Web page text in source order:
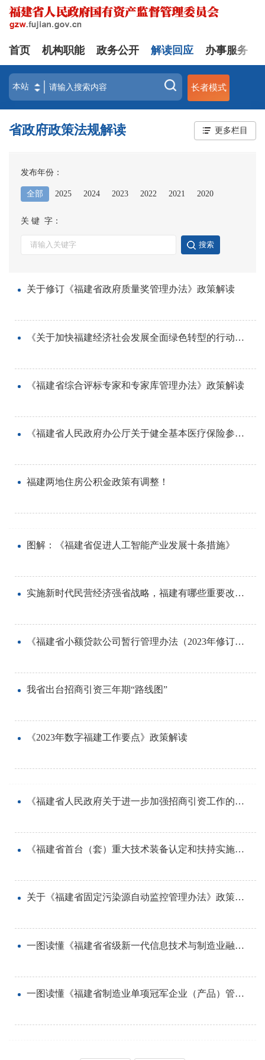
首页 机构职能 政务公开 解读回应 办事服务
长者模式
省政府政策法规解读 更多栏目
发布年份：
全部 2025 2024 2023 2022 2021 2020
关 键 字：
关于修订《福建省政府质量奖管理办法》政策解读
《关于加快福建经济社会发展全面绿色转型的行动方案》政策解读
《福建省综合评标专家和专家库管理办法》政策解读
《福建省人民政府办公厅关于健全基本医疗保险参保长效机制的实施意见》政策解读
福建两地住房公积金政策有调整！
图解：《福建省促进人工智能产业发展十条措施》
实施新时代民营经济强省战略，福建有哪些重要改革突破？——省发改委有关负责人解读《中共福建省委 福建省人民政府关于实施新时代民营经济强省战略推进高质量发展的意见》
《福建省小额贷款公司暂行管理办法（2023年修订）》政策解读
我省出台招商引资三年期“路线图”
《2023年数字福建工作要点》政策解读
《福建省人民政府关于进一步加强招商引资工作的意见》政策解读
《福建省首台（套）重大技术装备认定和扶持实施细则》政策解读
关于《福建省固定污染源自动监控管理办法》政策解读
一图读懂《福建省省级新一代信息技术与制造业融合发展项目管理办法》
一图读懂《福建省制造业单项冠军企业（产品）管理实施细则》